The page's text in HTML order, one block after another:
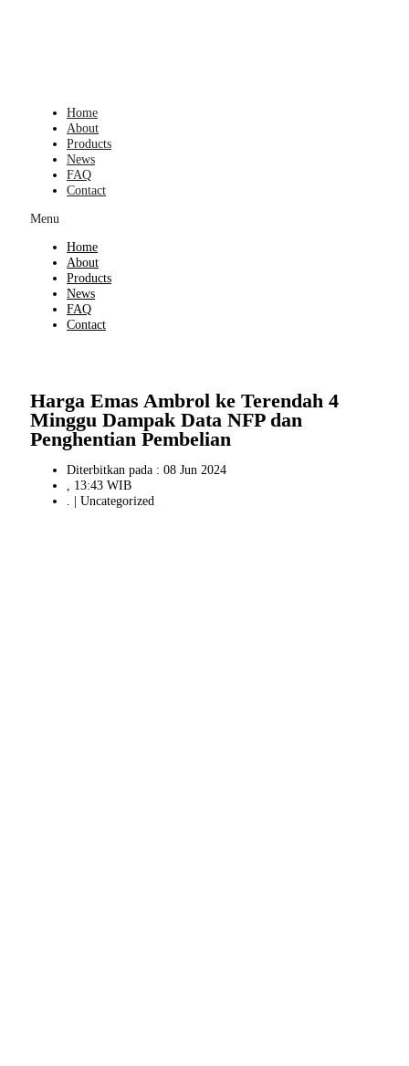
Home
About
Products
News
FAQ
Contact
Menu
Home
About
Products
News
FAQ
Contact
Harga Emas Ambrol ke Terendah 4
Minggu Dampak Data NFP dan
Penghentian Pembelian
Diterbitkan pada : 08 Jun 2024
, 13:43 WIB
. | Uncategorized